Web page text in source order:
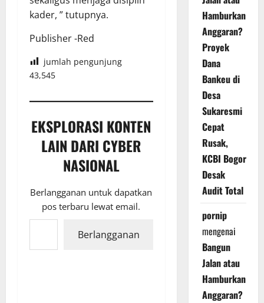
kader, ” tutupnya.
Publisher -Red
jumlah pengunjung
43,545
EKSPLORASI KONTEN
LAIN DARI CYBER
NASIONAL
Berlangganan untuk dapatkan
pos terbaru lewat email.
Ketikkan email Anda...
Berlangganan
Hamburkan
Anggaran?
Proyek
Dana
Bankeu di
Desa
Sukaresmi
Cepat
Rusak,
KCBI Bogor
Desak
Audit Total
pornip
mengenai
Bangun
Jalan atau
Hamburkan
Anggaran?